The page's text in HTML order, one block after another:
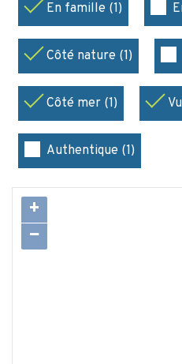
En famille (1)
Côté nature (1)
Côté mer (1)
Authentique (1)
+
−